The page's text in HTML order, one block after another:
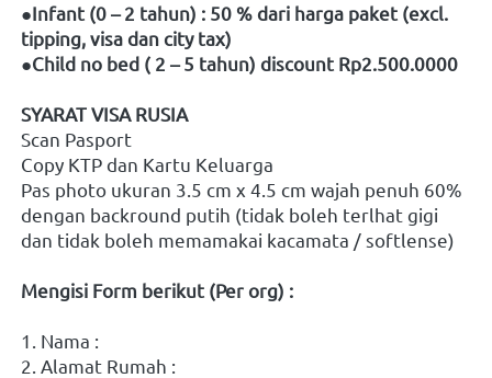
●Infant (0 – 2 tahun) : 50 % dari harga paket (excl.
tipping, visa dan city tax)
●Child no bed ( 2 – 5 tahun) discount Rp2.500.0000
SYARAT VISA RUSIA
Scan Pasport
Copy KTP dan Kartu Keluarga
Pas photo ukuran 3.5 cm x 4.5 cm wajah penuh 60%
dengan backround putih (tidak boleh terlhat gigi
dan tidak boleh memamakai kacamata / softlense)
Mengisi Form berikut (Per org) :
1. Nama :
2. Alamat Rumah :